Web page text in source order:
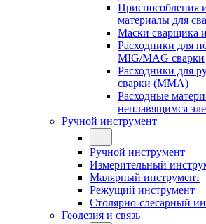
Приспособления
материалы для
Маски сварщика
Расходники для
MIG/MAG сварки
Расходники для
сварки (MMA)
Расходные
неплавящимся
Ручной инструмент
Ручной инструмент
Измерительный
Малярный инструмент
Режущий инструмент
Столярно-слесарный
Геодезия и связь